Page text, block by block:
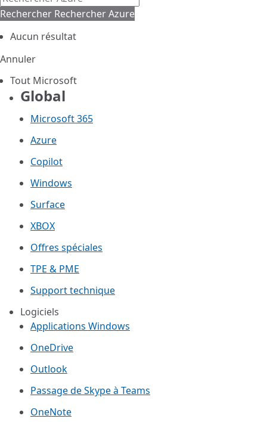
Rechercher Rechercher Azure
Aucun résultat
Annuler
Tout Microsoft
Global
Microsoft 365
Azure
Copilot
Windows
Surface
XBOX
Offres spéciales
TPE & PME
Support technique
Logiciels
Applications Windows
OneDrive
Outlook
Passage de Skype à Teams
OneNote